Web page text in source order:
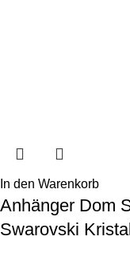
In den Warenkorb
Anhänger Dom
Swarovski